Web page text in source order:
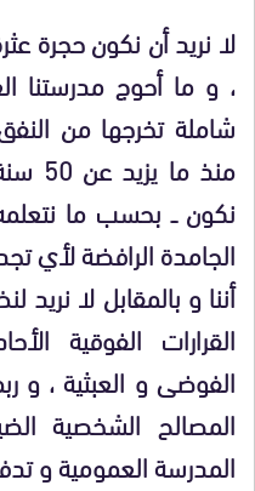
لا نريد أن نكون حجرة
، و ما أحوج مدرستنا
شاملة تخرجها من
منذ
نكون ــ بحسب ما
الجامدة الرافضة لأي
أننا و بالمقابل لا
القرارات الفوقية
الفوضى و العبثية ، و
المصالح الشخصية
المدرسة العمومية و